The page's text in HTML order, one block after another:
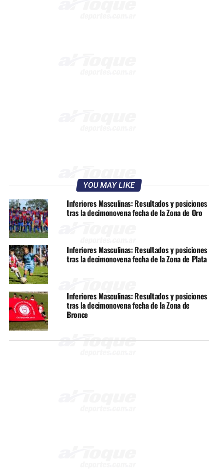
YOU MAY LIKE
Inferiores Masculinas: Resultados y posiciones
tras la decimonovena fecha de la Zona de Oro
Inferiores Masculinas: Resultados y posiciones
tras la decimonovena fecha de la Zona de Plata
Inferiores Masculinas: Resultados y posiciones
tras la decimonovena fecha de la Zona de
Bronce